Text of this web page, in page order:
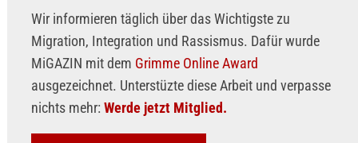
Wir informieren täglich über das Wichtigste zu
Migration, Integration und Rassismus. Dafür wurde
MiGAZIN mit dem Grimme Online Award
ausgezeichnet. Unterstüzte diese Arbeit und verpasse
nichts mehr: Werde jetzt Mitglied.